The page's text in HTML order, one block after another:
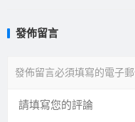
發佈留言
發佈留言必須填寫的電子